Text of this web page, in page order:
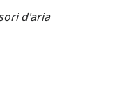
d'aria